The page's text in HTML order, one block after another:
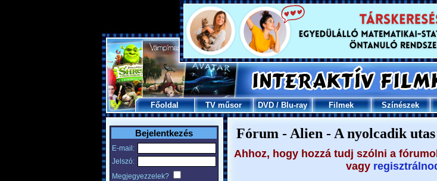
Főoldal TV műsor DVD/Blu-ray Filmek Színészek
Bejelentkezés
E-mail:
Jelszó:
Megjegyezzelek?
Fórum - Alien - A nyolcadik
Ahhoz, hogy hozzá tudj szólni a
vagy